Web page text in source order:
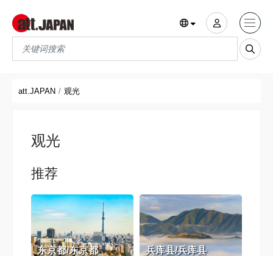
Translations title cont
att.JAPAN 观光
观光
推荐
东京都/东京都 兵库县/兵库县